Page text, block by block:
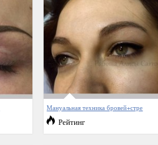
Мануальная техника бровей+стре
Рейтинг